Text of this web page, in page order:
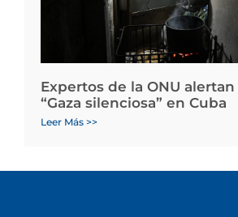
Expertos de la ONU
“Gaza silenciosa” en Cuba
Leer Más >>